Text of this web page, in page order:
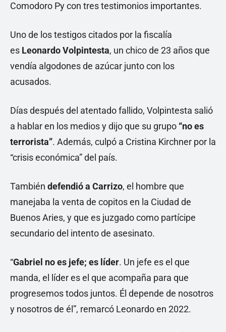
Comodoro Py con tres testimonios importantes.
Uno de los testigos citados por la fiscalía
es Leonardo Volpintesta, un chico de 23 años que
vendía algodones de azúcar junto con los
acusados.
Días después del atentado fallido, Volpintesta salió
a hablar en los medios y dijo que su grupo “no es
terrorista”. Además, culpó a Cristina Kirchner por la
“crisis económica” del país.
También defendió a Carrizo, el hombre que
manejaba la venta de copitos en la Ciudad de
Buenos Aries, y que es juzgado como partícipe
secundario del intento de asesinato.
“Gabriel no es jefe; es líder. Un jefe es el que
manda, el líder es el que acompaña para que
progresemos todos juntos. Él depende de nosotros
y nosotros de él”, remarcó Leonardo en 2022.